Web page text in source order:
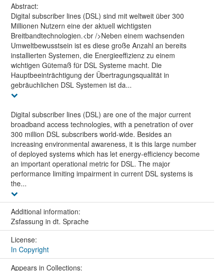
Abstract:
Digital subscriber lines (DSL) sind mit weltweit über 300
Millionen Nutzern eine der aktuell wichtigsten
Breitbandtechnologien.<br />Neben einem wachsenden
Umweltbewusstsein ist es diese große Anzahl an bereits
installierten Systemen, die Energieeffizienz zu einem
wichtigen Gütemaß für DSL Systeme macht. Die
Hauptbeeinträchtigung der Übertragungsqualität in
gebräuchlichen DSL Systemen ist da...
Digital subscriber lines (DSL) are one of the major current
broadband access technologies, with a penetration of over
300 million DSL subscribers world-wide. Besides an
increasing environmental awareness, it is this large number
of deployed systems which has let energy-efficiency become
an important operational metric for DSL. The major
performance limiting impairment in current DSL systems is
the...
Additional information:
Zsfassung in dt. Sprache
License:
In Copyright
Appears in Collections: